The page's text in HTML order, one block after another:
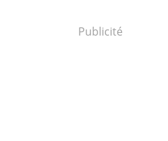
Publicité